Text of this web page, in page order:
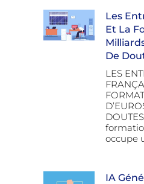
Les
Et La
De
LES
occupe
IA